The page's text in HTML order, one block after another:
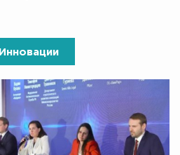
Инновации